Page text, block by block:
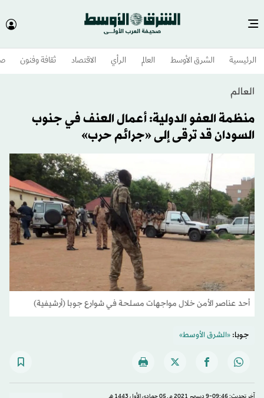
الرئيسية الشرق الأوسط​ العالم الرأي الاقتصاد ثقافة وفنون
العالم
منظمة العفو الدولية: أعمال العنف في جنوب
السودان قد ترقى إلى «جرائم حرب»
أحد عناصر الأمن خلال مواجهات مسلحة في شوارع جوبا (أرشيفية)
جوبا:«الشرق الأوسط»